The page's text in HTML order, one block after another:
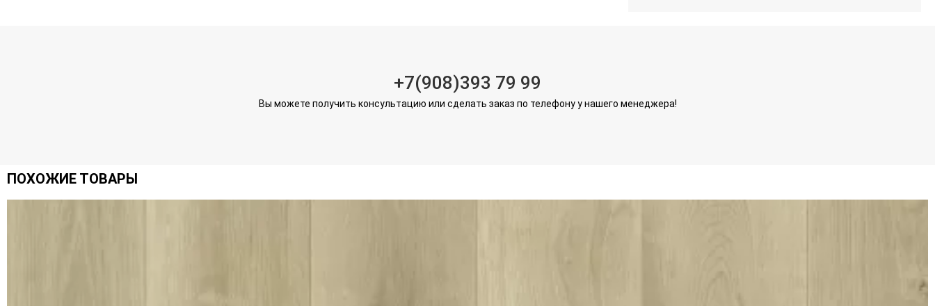
+7(908)393 79 99
Вы можете получить консультацию или сделать заказ по телефону у нашего менеджера!
ПОХОЖИЕ ТОВАРЫ